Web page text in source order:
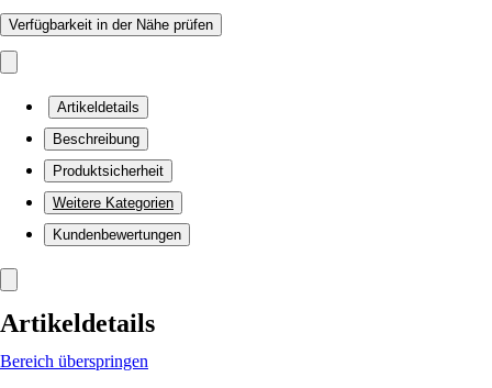
Verfügbarkeit in der Nähe prüfen
Artikeldetails
Beschreibung
Produktsicherheit
Weitere Kategorien
Kundenbewertungen
Artikeldetails
Bereich überspringen